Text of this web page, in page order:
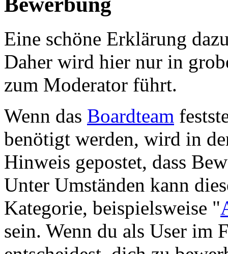
Eine schöne Erklärung
Daher wird hier nur in
zum Moderator führt.
Wenn das Boardteam
benötigt werden, wird in
Hinweis gepostet, dass
Unter Umständen kann
Kategorie, beispielsweise "
sein. Wenn du als User im